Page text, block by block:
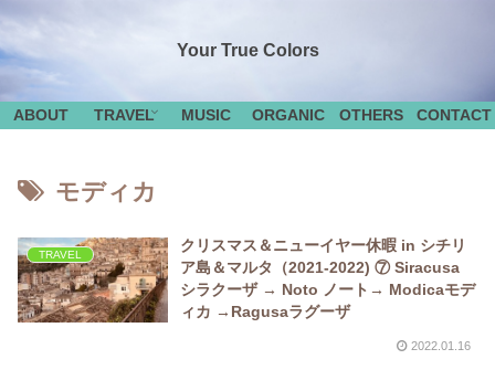
Your True Colors
ABOUT TRAVEL MUSIC ORGANIC OTHERS CONTACT
モディカ
TRAVEL
クリスマス＆ニューイヤー休暇 in シチリ
ア島＆マルタ（2021-2022) ⑦ Siracusa
シラクーザ → Noto ノート→ Modicaモデ
ィカ →Ragusaラグーザ
2022.01.16